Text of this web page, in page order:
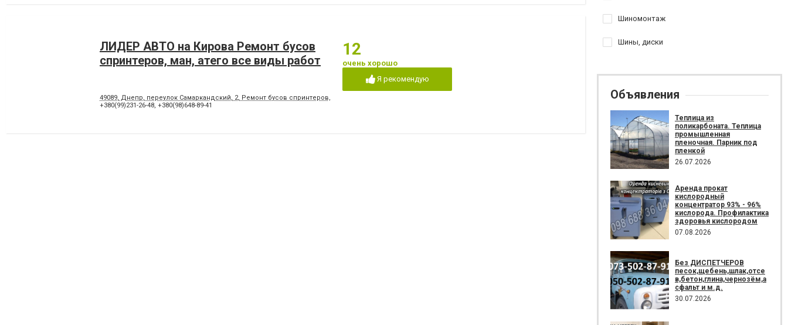
ЛИДЕР АВТО на Кирова Ремонт бусов
спринтеров, ман, атего все виды работ
49089, Днепр, переулок Cамаркандский, 2, Ремонт бусов спринтеров, ман, атего, сварка ,электрик,слесарные работы,компьютерная диагностика.
+380(99)231-26-48, +380(98)648-89-41
12
очень хорошо
Я рекомендую
Шиномонтаж
Шины, диски
Объявления
Теплица из
поликарбоната. Теплица
промышленная
пленочная. Парник под
пленкой
26.07.2026
Аренда прокат
кислородный
концентратор 93% - 96%
кислорода. Профилактика
здоровья кислородом
07.08.2026
Без ДИСПЕТЧЕРОВ
песок,щебень,шлак,отсе
в,бетон,глина,чернозём,а
сфальт и м.д.
30.07.2026